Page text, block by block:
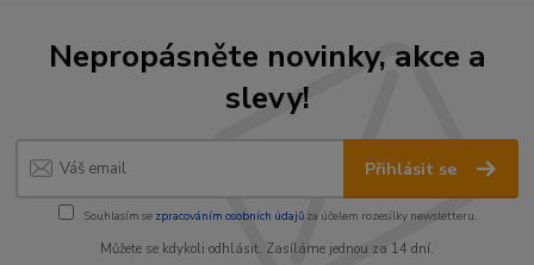
Nepropásněte novinky, akce a
slevy!
Přihlásit se
Souhlasím se zpracováním osobních údajůza účelem rozesílky newsletteru.
Můžete se kdykoli odhlásit. Zasíláme jednou za 14 dní.